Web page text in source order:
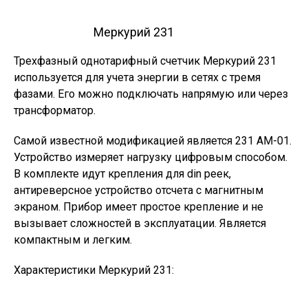
Меркурий 231
Трехфазный однотарифный счетчик Меркурий 231
используется для учета энергии в сетях с тремя
фазами. Его можно подключать напрямую или через
трансформатор.
Самой известной модификацией является 231 АМ-01.
Устройство измеряет нагрузку цифровым способом.
В комплекте идут крепления для din реек,
антиреверсное устройство отсчета с магнитным
экраном. Прибор имеет простое крепление и не
вызывает сложностей в эксплуатации. Является
компактным и легким.
Характеристики Меркурий 231: